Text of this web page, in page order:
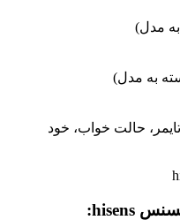
به مدل)
حالت خواب، خود